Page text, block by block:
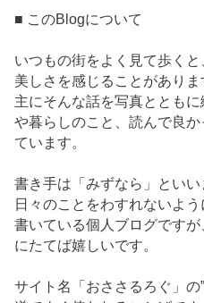
■ このBlogについて
いつもの街をよく見て歩く
美しさを感じることがありま
主にそんな話を写真ととも
や暮らしのこと、読んで良
ています。
書き手は「みずなら」といい
日々のことをわすれないよ
書いている個人ブログです
にたてば嬉しいです。
サイト名「おささるろぐ」